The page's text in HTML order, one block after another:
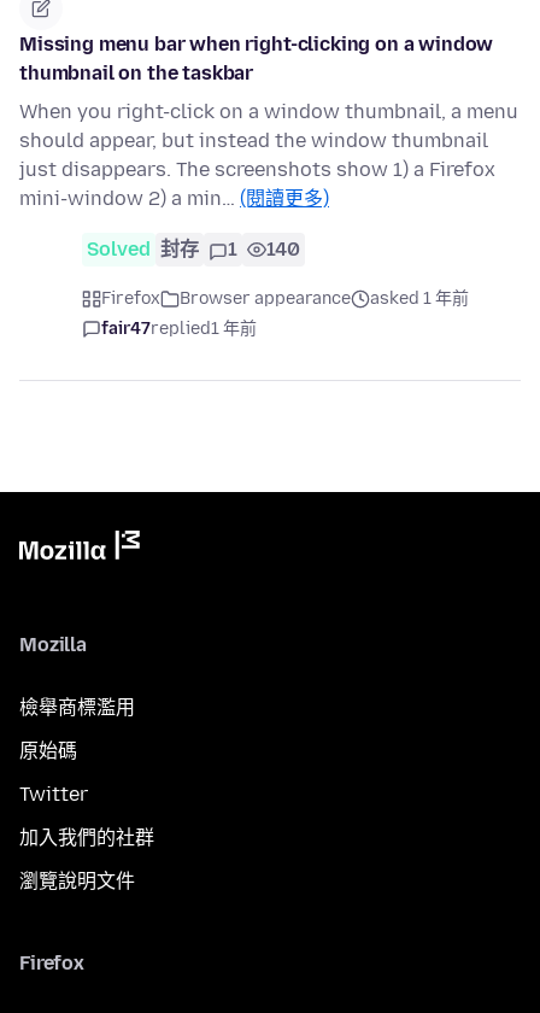
Missing menu bar when right-clicking on a window
thumbnail on the taskbar
When you right-click on a window thumbnail, a menu
should appear, but instead the window thumbnail
just disappears. The screenshots show 1) a Firefox
mini-window 2) a min… (閱讀更多)
Solved 封存 1 140
Firefox Browser appearance
asked 1 年前
fair47replied1 年前
Mozilla
檢舉商標濫用
原始碼
Twitter
加入我們的社群
瀏覽說明文件
Firefox